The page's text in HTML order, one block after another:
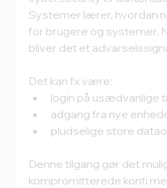
Systemer lærer, hvordan
for brugere og systemer.
bliver det et
Det kan fx være:
login på usædvanlige
adgang fra nye
pludselige store
Denne tilgang gør det
kompromitterede konti